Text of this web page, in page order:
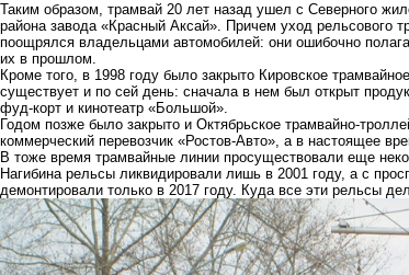
Таким образом, трамвай 20 лет назад ушел с Северного
района завода «Красный Аксай». Причем уход рельсового
поощрялся владельцами автомобилей: они ошибочно
их в прошлом.
Кроме того, в 1998 году было закрыто Кировское
существует и по сей день: сначала в нем был открыт
фуд-корт и кинотеатр «Большой».
Годом позже было закрыто и Октябрьское трамвайно-
коммерческий перевозчик «Ростов-Авто», а в настоящее
В тоже время трамвайные линии просуществовали еще
Нагибина рельсы ликвидировали лишь в 2001 году, а с
демонтировали только в 2017 году. Куда все эти рельсы